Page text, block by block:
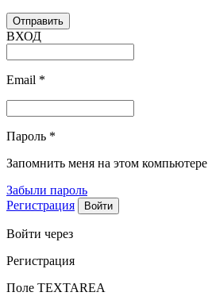
ВХОД
Email *
Пароль *
Запомнить меня на этом компьютере
Забыли пароль
Регистрация
Войти через
Регистрация
Поле TEXTAREA